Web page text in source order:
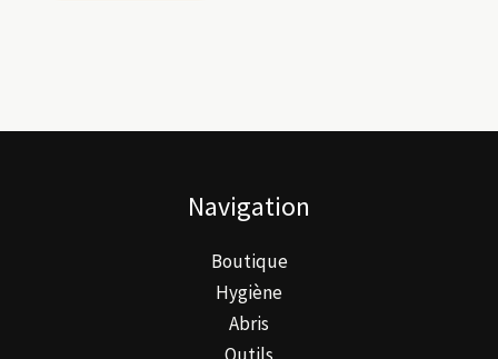
Navigation
Boutique
Hygiène
Abris